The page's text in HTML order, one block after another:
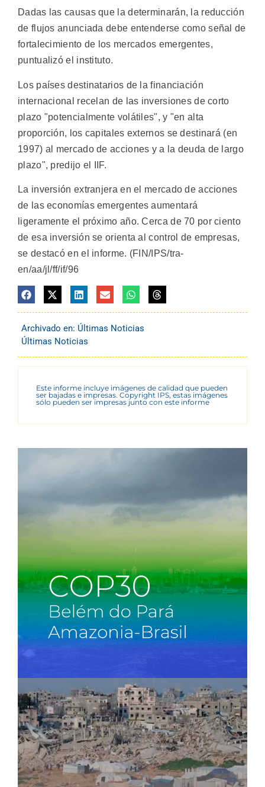
Dadas las causas que la determinarán, la reducción
de flujos anunciada debe entenderse como señal de
fortalecimiento de los mercados emergentes,
puntualizó el instituto.
Los países destinatarios de la financiación
internacional recelan de las inversiones de corto
plazo "potencialmente volátiles", y "en alta
proporción, los capitales externos se destinará (en
1997) al mercado de acciones y a la deuda de largo
plazo", predijo el IIF.
La inversión extranjera en el mercado de acciones
de las economías emergentes aumentará
ligeramente el próximo año. Cerca de 70 por ciento
de esa inversión se orienta al control de empresas,
se destacó en el informe. (FIN/IPS/tra-
en/aa/jl/ff/if/96
Archivado en: Últimas Noticias
Últimas Noticias
Este informe incluye imágenes de calidad que pueden
ser bajadas e impresas. Copyright IPS, estas imágenes
sólo pueden ser impresas junto con este informe